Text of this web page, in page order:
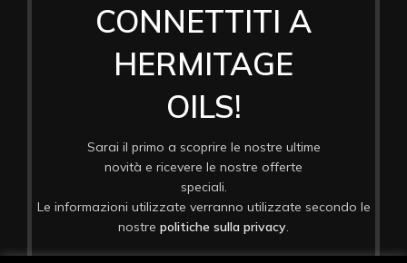
CONNETTITI A
HERMITAGE
OILS!
Sarai il primo a scoprire le nostre ultime
novità e ricevere le nostre offerte
speciali.
Le informazioni utilizzate verranno utilizzate secondo le
nostre politiche sulla privacy.